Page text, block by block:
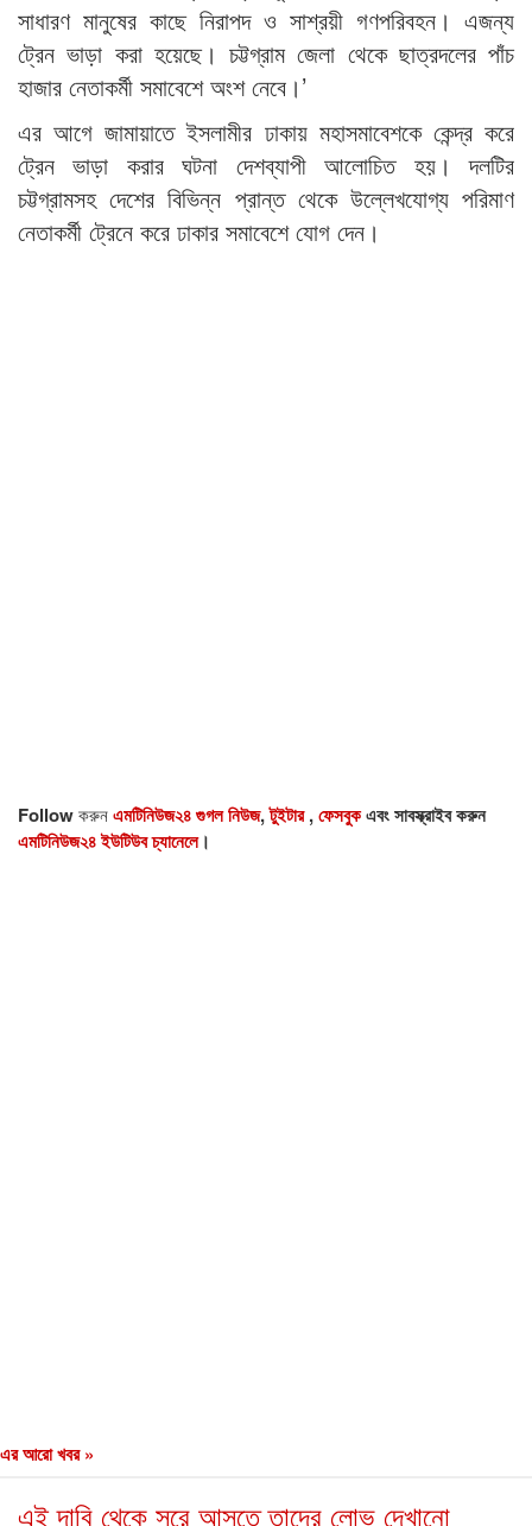
সাধারণ মানুষের কাছে নিরাপদ ও সাশ্রয়ী গণপরিবহন। এজন্য
ট্রেন ভাড়া করা হয়েছে। চট্টগ্রাম জেলা থেকে ছাত্রদলের পাঁচ
হাজার নেতাকর্মী সমাবেশে অংশ নেবে।’
এর আগে জামায়াতে ইসলামীর ঢাকায় মহাসমাবেশকে কেন্দ্র করে
ট্রেন ভাড়া করার ঘটনা দেশব্যাপী আলোচিত হয়। দলটির
চট্টগ্রামসহ দেশের বিভিন্ন প্রান্ত থেকে উল্লেখযোগ্য পরিমাণ
নেতাকর্মী ট্রেনে করে ঢাকার সমাবেশে যোগ দেন।
Followকরুনএমটিনিউজ২৪ গুগল নিউজ,টুইটার,ফেসবুকএবং সাবস্ক্রাইব করুন
এমটিনিউজ২৪ ইউটিউব চ্যানেলে।
এর আরো খবর »
এই দাবি থেকে সরে আসতে তাদের লোভ দেখানো